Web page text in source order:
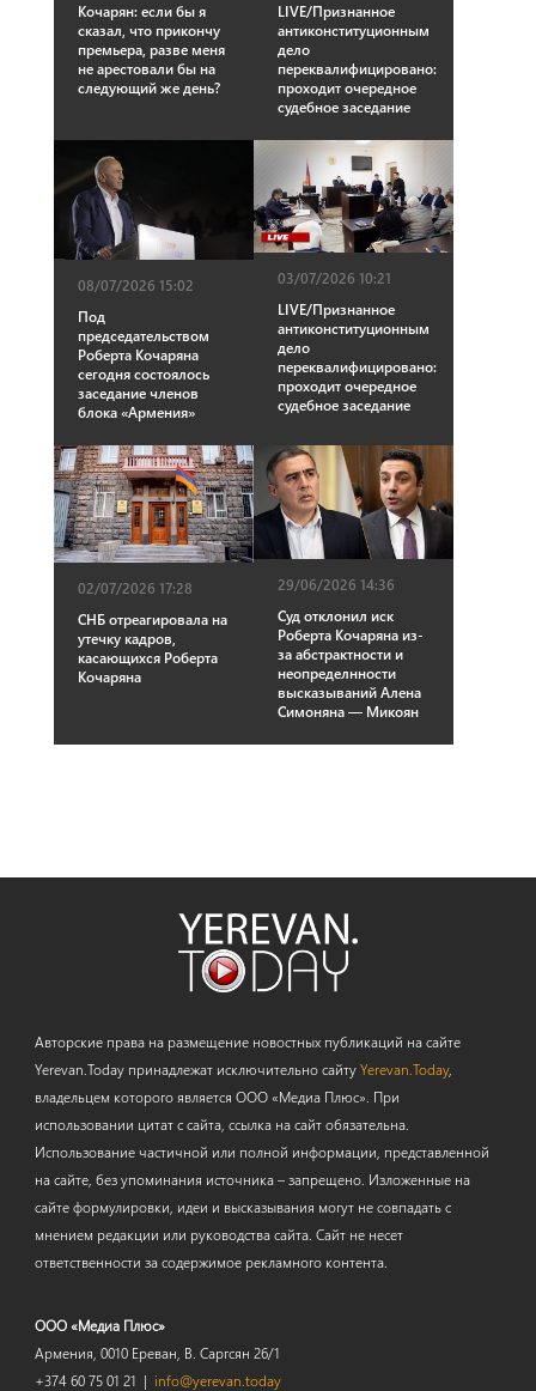
Кочарян: если бы я
сказал, что прикончу
премьера, разве меня
не арестовали бы на
следующий же день?
LIVE/Признанное
антиконституционным
дело
переквалифицировано:
проходит очередное
судебное заседание
08/07/2026 15:02
Под
председательством
Роберта Кочаряна
сегодня состоялось
заседание членов
блока «Армения»
03/07/2026 10:21
LIVE/Признанное
антиконституционным
дело
переквалифицировано:
проходит очередное
судебное заседание
02/07/2026 17:28
СНБ отреагировала на
утечку кадров,
касающихся Роберта
Кочаряна
29/06/2026 14:36
Суд отклонил иск
Роберта Кочаряна из-
за абстрактности и
неопределнности
высказываний Алена
Симоняна — Микоян
Авторские права на размещение новостных публикаций на сайте
Yerevan.Today принадлежат исключительно сайтуYerevan.Today,
владельцем которого является ООО «Медиа Плюс». При
использовании цитат с сайта, ссылка на сайт обязательна.
Использование частичной или полной информации, представленной
на сайте, без упоминания источника – запрещено. Изложенные на
сайте формулировки, идеи и высказывания могут не совпадать с
мнением редакции или руководства сайта. Сайт не несет
ответственности за содержимое рекламного контента.
ООО «Медиа Плюс»
Армения, 0010 Ереван, В. Саргсян 26/1
+374 60 75 01 21 | info@yerevan.today